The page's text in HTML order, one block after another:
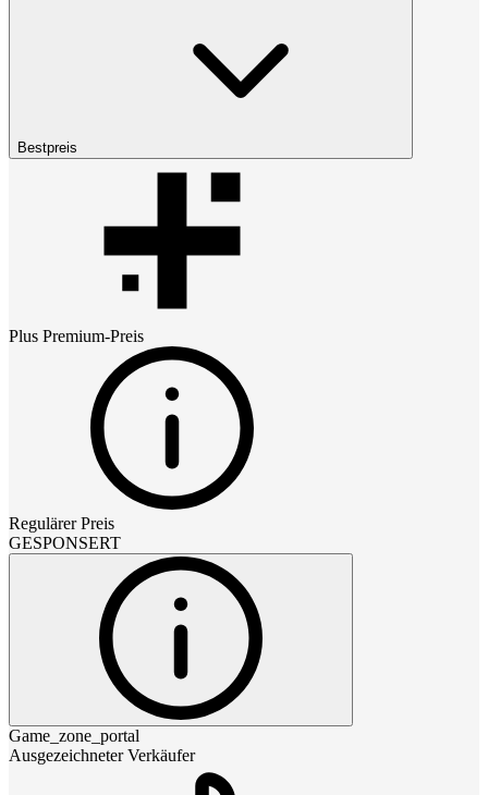
Bestpreis
Plus Premium-Preis
Regulärer Preis
GESPONSERT
Game_zone_portal
Ausgezeichneter Verkäufer